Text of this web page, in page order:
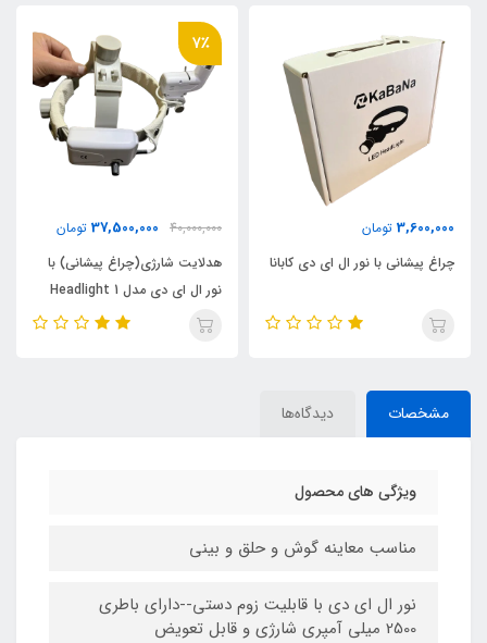
3,600,000 تومان
چراغ پیشانی با نور ال ای دی کابانا
7٪
40,000,000
37,500,000 تومان
هدلایت شارژی(چراغ پیشانی) با
نور ال ای دی مدل 1 Headlight
LED
مشخصات دیدگاه‌ها
ویژگی های محصول
مناسب معاینه گوش و حلق و بینی
نور ال ای دی با قابلیت زوم دستی--دارای باطری
2500 میلی آمپری شارژی و قابل تعویض